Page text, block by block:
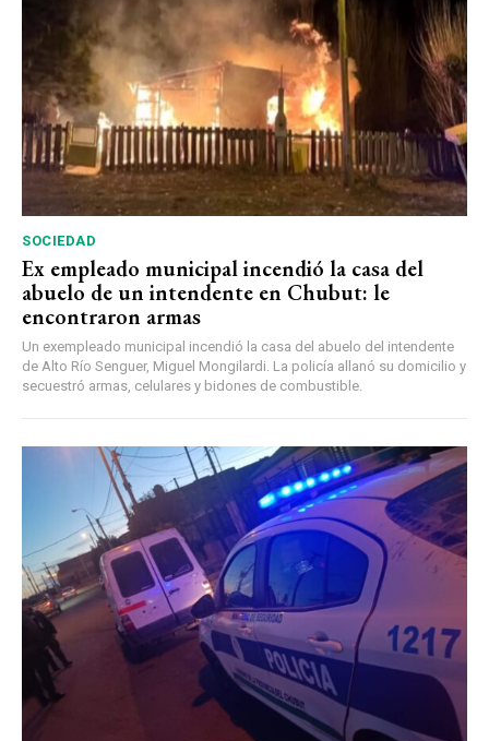
SOCIEDAD
Ex empleado municipal incendió la casa del
abuelo de un intendente en Chubut: le
encontraron armas
Un exempleado municipal incendió la casa del abuelo del intendente
de Alto Río Senguer, Miguel Mongilardi. La policía allanó su domicilio y
secuestró armas, celulares y bidones de combustible.